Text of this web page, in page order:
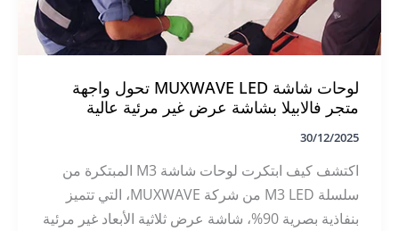
لوحات شاشة MUXWAVE LED تحول واجهة
متجر فالابيلا بشاشة عرض غير مرئية عالية
30/12/2025
اكتشف كيف ابتكرت لوحات شاشة M3 المبتكرة من
سلسلة M3 LED من شركة MUXWAVE، التي تتميز
بنفاذية بصرية 90%، شاشة عرض ثلاثية الأبعاد غير مرئية